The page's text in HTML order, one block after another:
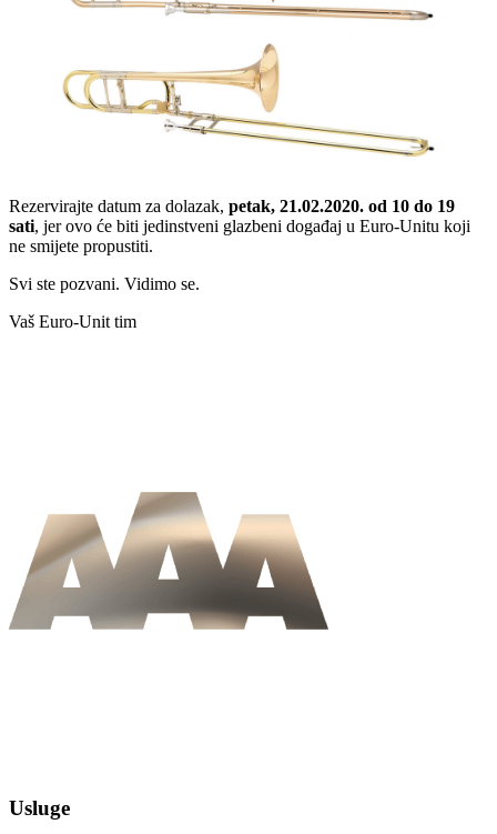
Rezervirajte datum za dolazak, petak, 21.02.2020. od 10 do 19
sati, jer ovo će biti jedinstveni glazbeni događaj u Euro-Unitu koji
ne smijete propustiti.
Svi ste pozvani. Vidimo se.
Vaš Euro-Unit tim
Usluge